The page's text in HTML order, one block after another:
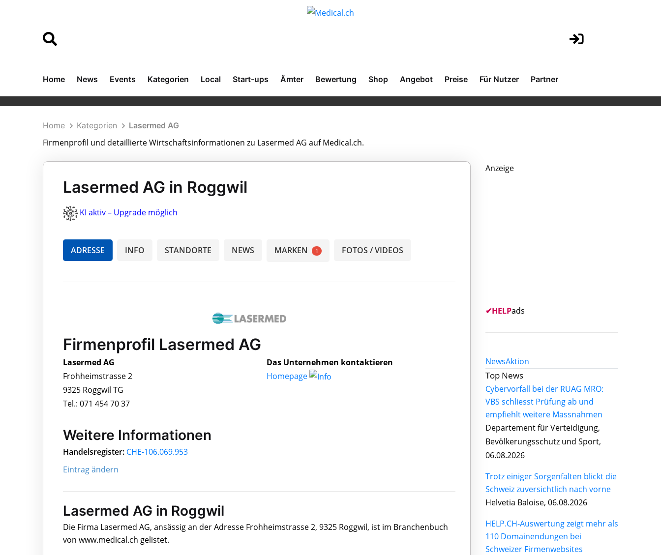
Home News Events Kategorien Local Start-ups Ämter Bewertung Shop Angebot Preise Für Nutzer Partner
Home Kategorien Lasermed AG
Firmenprofil und detaillierte Wirtschaftsinformationen zu Lasermed AG auf Medical.ch.
Lasermed AG in Roggwil
KI aktiv – Upgrade möglich
ADRESSE INFO STANDORTE NEWS MARKEN 1 FOTOS / VIDEOS
Firmenprofil Lasermed AG
Lasermed AG
Frohheimstrasse 2
9325 Roggwil TG
Tel.: 071 454 70 37
Das Unternehmen kontaktieren
Homepage
Weitere Informationen
Handelsregister: CHE-106.069.953
Eintrag ändern
Lasermed AG in Roggwil
Die Firma Lasermed AG, ansässig an der Adresse Frohheimstrasse 2, 9325 Roggwil, ist im Branchenbuch
von www.medical.ch gelistet.
Anzeige
✔HELPads
NewsAktion
Top News
Cybervorfall bei der RUAG MRO:
VBS schliesst Prüfung ab und
empfiehlt weitere Massnahmen
Departement für Verteidigung,
Bevölkerungsschutz und Sport,
06.08.2026
Trotz einiger Sorgenfalten blickt die
Schweiz zuversichtlich nach vorne
Helvetia Baloise, 06.08.2026
HELP.CH-Auswertung zeigt mehr als
110 Domainendungen bei
Schweizer Firmenwebsites